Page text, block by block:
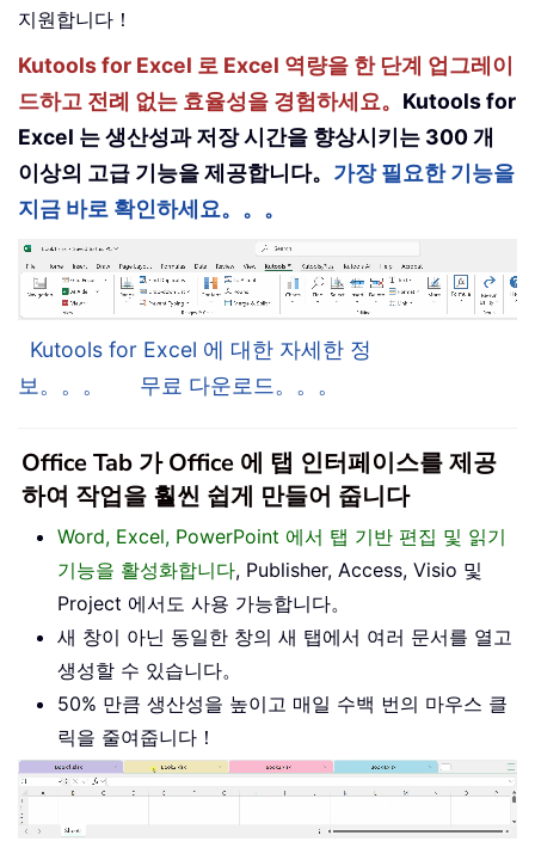
지원합니다！
Kutools for Excel 로 Excel 역량을 한 단계 업그레이
드하고 전례 없는 효율성을 경험하세요。 Kutools for
Excel 는 생산성과 저장 시간을 향상시키는 300 개
이상의 고급 기능을 제공합니다。 가장 필요한 기능을
지금 바로 확인하세요。。。
Kutools for Excel 에 대한 자세한 정
보。。。
무료 다운로드。。。
Office Tab 가 Office 에 탭 인터페이스를 제공
하여 작업을 훨씬 쉽게 만들어 줍니다
Word, Excel, PowerPoint 에서 탭 기반 편집 및 읽기
기능을 활성화합니다, Publisher, Access, Visio 및
Project 에서도 사용 가능합니다。
새 창이 아닌 동일한 창의 새 탭에서 여러 문서를 열고
생성할 수 있습니다。
50% 만큼 생산성을 높이고 매일 수백 번의 마우스 클
릭을 줄여줍니다！